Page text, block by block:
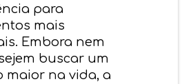
para
mais
Embora nem
buscar um
maior na vida, a